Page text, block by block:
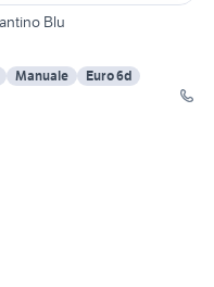
Blu
Manuale
Euro 6d